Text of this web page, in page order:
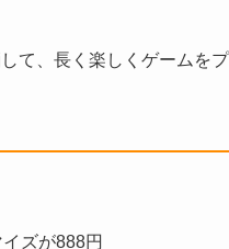
て、長く楽しくゲームを
ズが888円